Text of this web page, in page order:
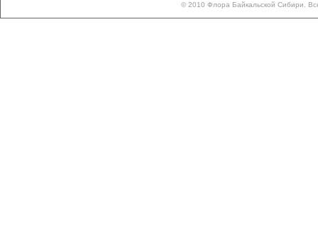
© 2010 Флора Байкальской Сибири.